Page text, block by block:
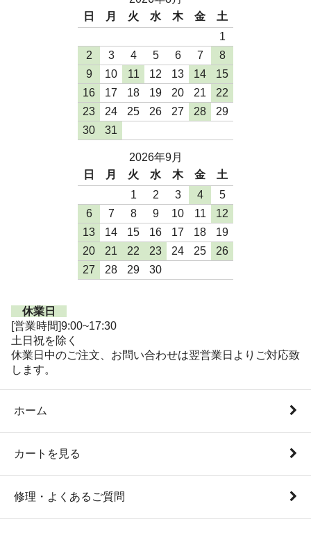
日
月 火 水 木 金
土
1
2
3 4 5 6 7
8
9
10 11 12 13 14
15
16
17 18 19 20 21
22
23
24 25 26 27 28
29
30
31
2026年9月
日
月 火 水 木 金
土
1
2 3 4
5
6
7 8 9 10 11
12
13
14 15 16 17 18
19
20
21 22 23 24 25
26
27
28 29 30
休業日
[営業時間]9:00~17:30
土日祝を除く
休業日中のご注文、お問い合わせは翌営業日よりご対応致
します。
ホーム
カートを見る
修理・よくあるご質問